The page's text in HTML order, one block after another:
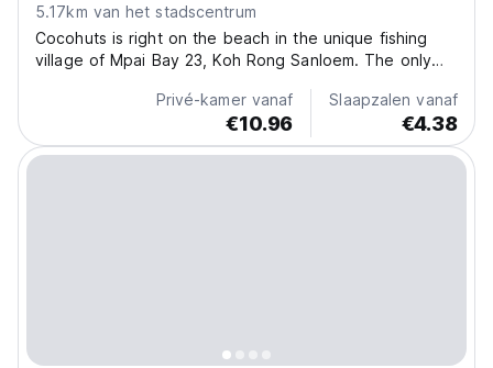
5.17km van het stadscentrum
Cocohuts is right on the beach in the unique fishing
village of Mpai Bay 23, Koh Rong Sanloem. The only
of the island except by taxi boats or the many boat
trips organised. We have a great restaurant/bar...
Privé-kamer vanaf
€10.96
Slaapzalen vanaf
€4.38